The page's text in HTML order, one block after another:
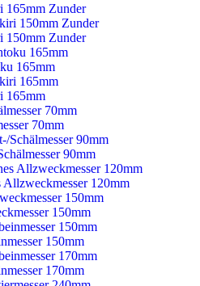
165mm Zunder
150mm Zunder
165mm
165mm
70mm
90mm
120mm
150mm
150mm
170mm